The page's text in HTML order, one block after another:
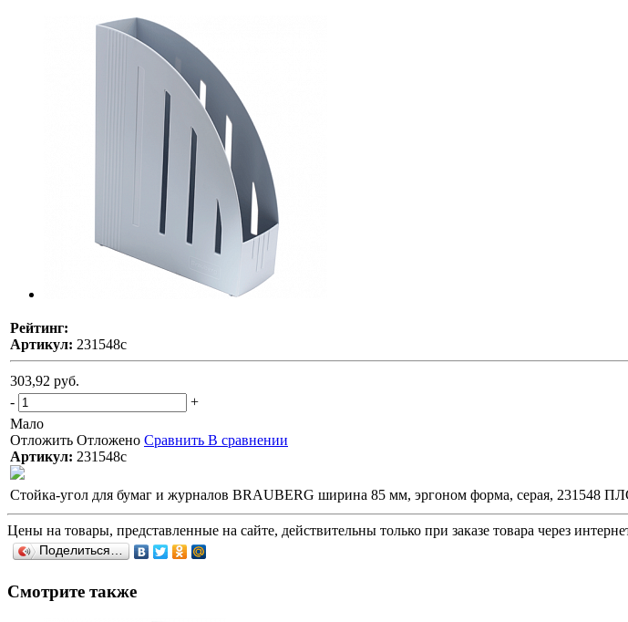
Рейтинг:
Артикул: 231548с
303,92 руб.
-
+
Мало
Отложить Отложено Сравнить В сравнении
Артикул: 231548с
Стойка-угол для бумаг и журналов BRAUBERG ширина 85 мм, эргоном форма, серая, 231548
Цены на товары, представленные на сайте, действительны только при заказе товара через
Поделиться…
Смотрите также